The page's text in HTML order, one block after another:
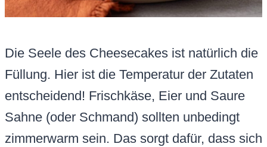
Die Seele des Cheesecakes ist natürlich die
Füllung. Hier ist die Temperatur der Zutaten
entscheidend! Frischkäse, Eier und Saure
Sahne (oder Schmand) sollten unbedingt
zimmerwarm sein. Das sorgt dafür, dass sich